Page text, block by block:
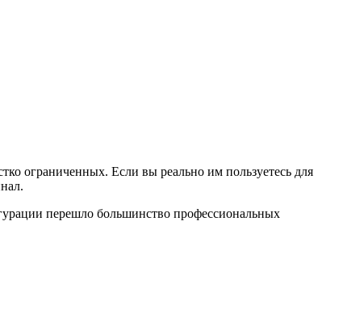
ограниченных. Если вы реально им пользуетесь для
перешло большинство профессиональных